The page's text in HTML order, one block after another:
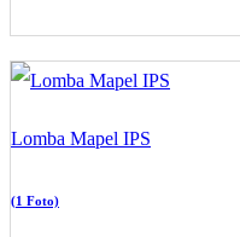
Lomba Mapel IPS
(1 Foto)